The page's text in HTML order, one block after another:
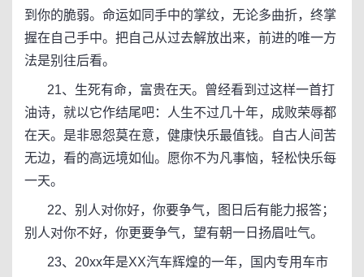
到你的脆弱。命运如同手中的掌纹，无论多曲折，终掌
握在自己手中。把自己从过去解放出来，前进的唯一方
法是别往后看。
21、生死有命，富贵在天。曾经看到过这样一首打
油诗，就以它作结尾吧：人生不过几十年，成败荣辱都
在天。是非恩怨莫在意，健康快乐最值钱。自古人间苦
无边，看的高远境如仙。愿你不为凡事恼，轻松快乐每
一天。
22、别人对你好，你要争气，图日后有能力报答；
别人对你不好，你更要争气，望有朝一日扬眉吐气。
23、20xx年是XX汽车辉煌的一年，国内专用车市